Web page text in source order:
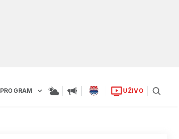
PROGRAM UŽIVO